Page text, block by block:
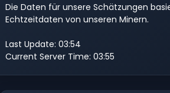
Die Daten für unsere Schätzungen
Echtzeitdaten von unseren Minern.
Last Update: 03:54
Current Server Time: 03:55